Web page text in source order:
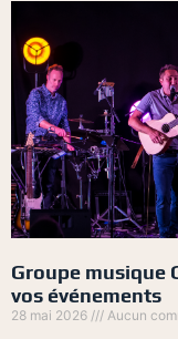
Groupe musique
vos événements
28 mai 2026 Aucun